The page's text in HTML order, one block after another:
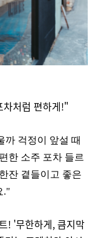
차처럼 편하게!"
까 걱정이 앞설 때
한 소주 포차 들르
잔 곁들이고 좋은
."
! '무한하게, 큼지막